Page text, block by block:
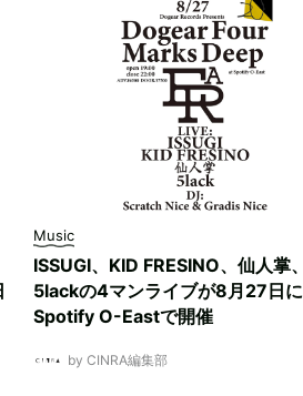
Music
ISSUGI、KID FRESINO、仙人掌、
5lackの4マンライブが8月27日に
Spotify O-Eastで開催
by CINRA編集部